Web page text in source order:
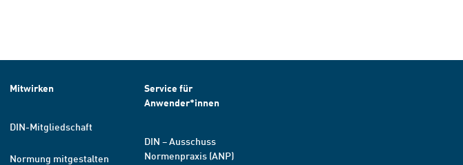
Mitwirken
DIN-Mitgliedschaft
Normung mitgestalten
Service für
Anwender*innen
DIN – Ausschuss
Normenpraxis (ANP)